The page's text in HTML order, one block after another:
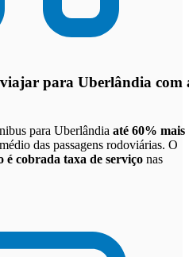
para Uberlândia com
para Uberlândia até 60% mais
das passagens rodoviárias. O
é cobrada taxa de serviço nas